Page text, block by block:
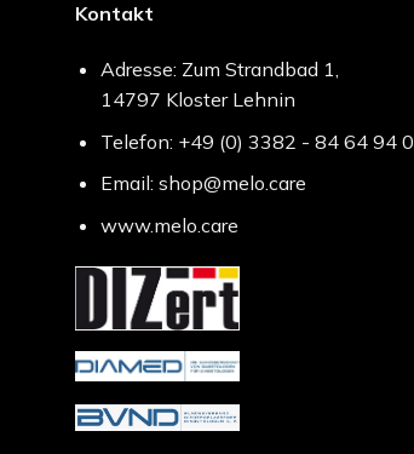
Kontakt
Adresse: Zum Strandbad 1,
14797 Kloster Lehnin
Telefon: +49 (0) 3382 - 84 64 94 0
Email: shop@melo.care
www.melo.care